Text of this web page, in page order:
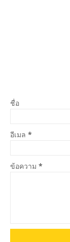
ชื่อ
อีเมล *
ข้อความ *